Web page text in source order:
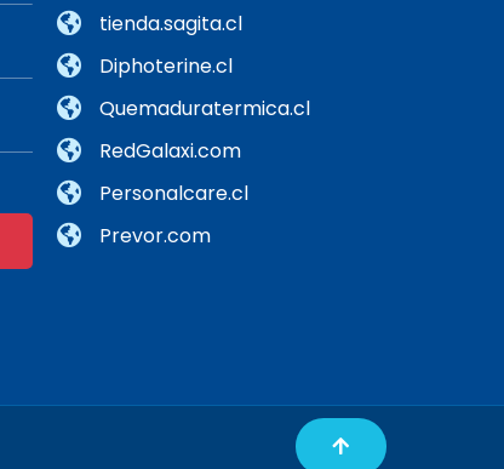
tienda.sagita.cl
Diphoterine.cl
Quemaduratermica.cl
RedGalaxi.com
Personalcare.cl
Prevor.com